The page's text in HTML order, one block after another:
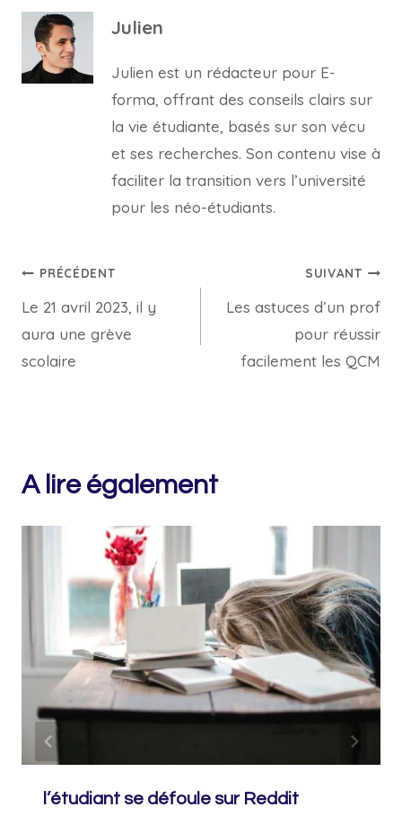
Julien
Julien est un rédacteur pour E-
forma, offrant des conseils clairs sur
la vie étudiante, basés sur son vécu
et ses recherches. Son contenu vise à
faciliter la transition vers l’université
pour les néo-étudiants.
Navigation
de
l’article
PRÉCÉDENT
Le 21 avril 2023, il y
aura une grève
scolaire
SUIVANT
Les astuces d’un prof
pour réussir
facilement les QCM
A lire également
l’étudiant se défoule sur Reddit